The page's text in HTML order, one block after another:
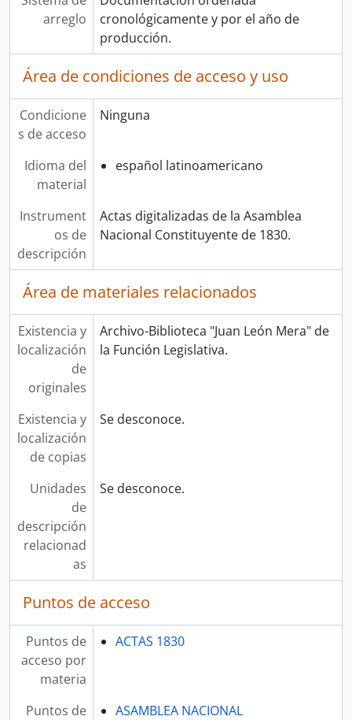
arreglo
cronológicamente y por el año de
producción.
Área de condiciones de acceso y uso
Condicione
s de acceso
Ninguna
Idioma del
material
español latinoamericano
Instrument
os de
descripción
Actas digitalizadas de la Asamblea
Nacional Constituyente de 1830.
Área de materiales relacionados
Existencia y
localización
de
originales
Archivo-Biblioteca "Juan León Mera" de
la Función Legislativa.
Existencia y
localización
de copias
Se desconoce.
Unidades
de
descripción
relacionad
as
Se desconoce.
Puntos de acceso
Puntos de
acceso por
materia
ACTAS 1830
Puntos de
ASAMBLEA NACIONAL